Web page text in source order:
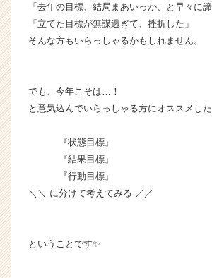
カ
ウ
ト
く
ア
「去年の目標、結局まあいっか、と早々に
「立てた目標が無謀過ぎて、挫折した」
そんな方もいらっしゃるかもしれません。
でも、今年こそは…！
と意気込んでいらっしゃる方にオススメした
『状態目標』
『結果目標』
『行動目標』
＼＼ に分けて考えてみる ／／
ということです✨